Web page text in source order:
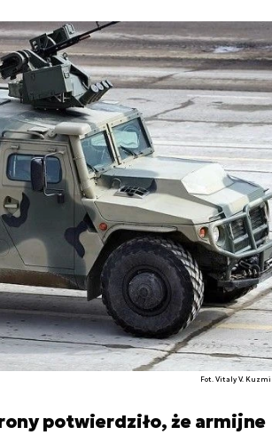
Fot. Vitaly V.
potwierdziło, że armijne